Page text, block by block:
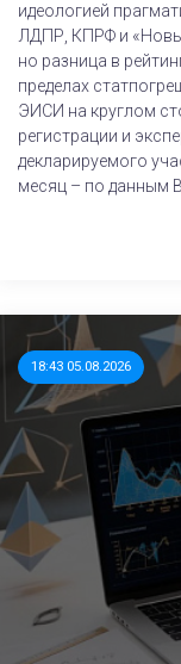
идеологией
ЛДПР, КПРФ и
но разница в
пределах
ЭИСИ на круглом
регистрации и
декларируемого
месяц – по данным
18:43 05.08.2026